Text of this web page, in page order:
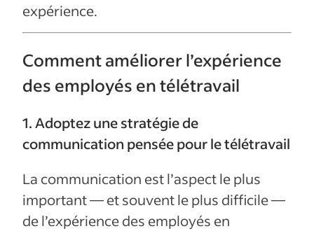
expérience.
Comment améliorer l’expérience
des employés en télétravail
1. Adoptez une stratégie de
communication pensée pour le télétravail
La communication est l’aspect le plus
important — et souvent le plus difficile —
de l’expérience des employés en